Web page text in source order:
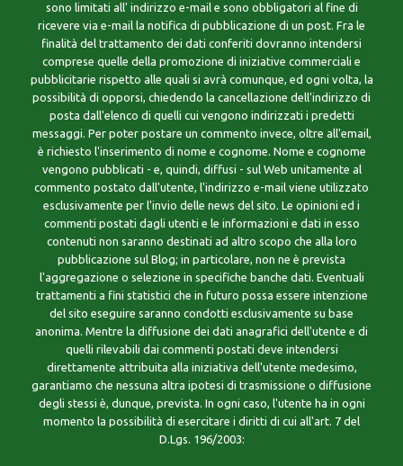
sono limitati all' indirizzo e-mail e sono obbligatori al fine di
ricevere via e-mail la notifica di pubblicazione di un post. Fra le
finalità del trattamento dei dati conferiti dovranno intendersi
comprese quelle della promozione di iniziative commerciali e
pubblicitarie rispetto alle quali si avrà comunque, ed ogni volta, la
possibilità di opporsi, chiedendo la cancellazione dell'indirizzo di
posta dall'elenco di quelli cui vengono indirizzati i predetti
messaggi. Per poter postare un commento invece, oltre all'email,
è richiesto l'inserimento di nome e cognome. Nome e cognome
vengono pubblicati - e, quindi, diffusi - sul Web unitamente al
commento postato dall'utente, l'indirizzo e-mail viene utilizzato
esclusivamente per l'invio delle news del sito. Le opinioni ed i
commenti postati dagli utenti e le informazioni e dati in esso
contenuti non saranno destinati ad altro scopo che alla loro
pubblicazione sul Blog; in particolare, non ne è prevista
l'aggregazione o selezione in specifiche banche dati. Eventuali
trattamenti a fini statistici che in futuro possa essere intenzione
del sito eseguire saranno condotti esclusivamente su base
anonima. Mentre la diffusione dei dati anagrafici dell'utente e di
quelli rilevabili dai commenti postati deve intendersi
direttamente attribuita alla iniziativa dell'utente medesimo,
garantiamo che nessuna altra ipotesi di trasmissione o diffusione
degli stessi è, dunque, prevista. In ogni caso, l'utente ha in ogni
momento la possibilità di esercitare i diritti di cui all'art. 7 del
D.Lgs. 196/2003: